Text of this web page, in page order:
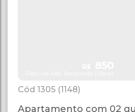
1305 (1148)
Apartamento com 02